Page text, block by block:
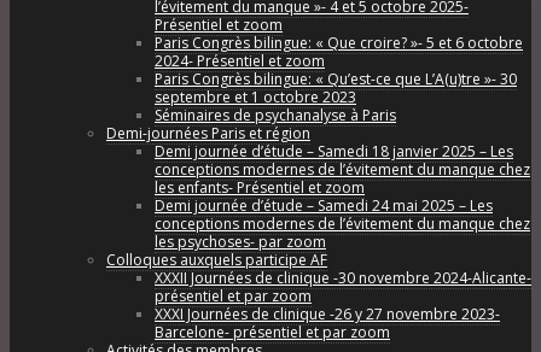
l’évitement du manque »- 4 et 5 octobre 2025-
Présentiel et zoom
Paris Congrès bilingue: « Que croire? »- 5 et 6 octobre
2024- Présentiel et zoom
Paris Congrès bilingue: « Qu’est-ce que L’A(u)tre »- 30
septembre et 1 octobre 2023
Séminaires de psychanalyse à Paris
Demi-journées Paris et région
Demi journée d’étude – Samedi 18 janvier 2025 – Les
conceptions modernes de l’évitement du manque chez
les enfants- Présentiel et zoom
Demi journée d’étude – Samedi 24 mai 2025 – Les
conceptions modernes de l’évitement du manque chez
les psychoses- par zoom
Colloques auxquels participe AF
XXXII Journées de clinique -30 novembre 2024-Alicante-
présentiel et par zoom
XXXI Journées de clinique -26 y 27 novembre 2023-
Barcelone- présentiel et par zoom